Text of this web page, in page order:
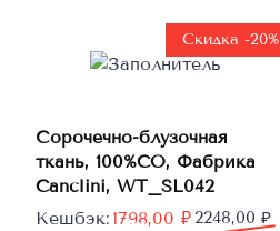
корзину
Скидка -20%
Сорочечно-блузочная
ткань, 100%CO, Фабрика
Canclini, WT_SL042
2248,00 ₽
Первоначальная
1798,00 ₽
Текущая
Кешбэк: